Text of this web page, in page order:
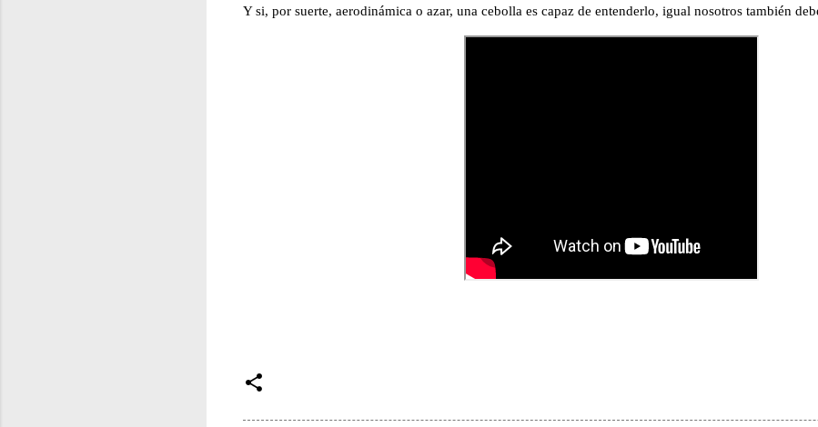
Y si, por suerte, aerodinámica o azar, una cebolla es capaz de entenderlo, igual nosotros también